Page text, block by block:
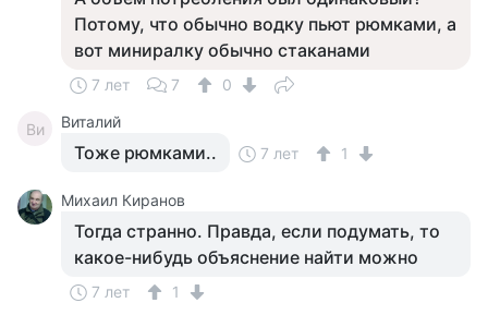
Потому, что обычно водку пьют рюмками, а
вот миниралку обычно стаканами
7 лет 7 0
Ви Виталий
Тоже рюмками.. 7 лет 1
Михаил Киранов
Тогда странно. Правда, если подумать, то
какое-нибудь объяснение найти можно
7 лет 1